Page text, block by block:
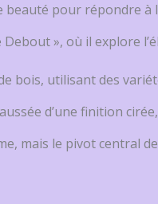
pour répondre à
», où il explore
bois, utilisant des
d’une finition
mais le pivot central